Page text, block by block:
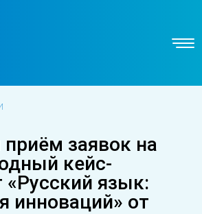
заявок на
кейс-
«Русский язык:
инноваций» от